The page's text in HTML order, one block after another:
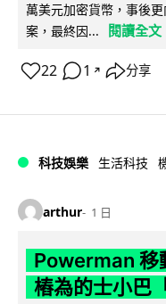
萬美元加密貨幣，事後
案，最終因...
閱讀全文
22 1 ↗ 分享
科技娛樂 生活科技
arthur 1 日
Powerman 移
樁為的士小巴